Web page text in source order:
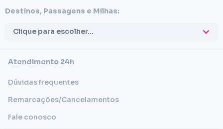
Destinos, Passagens e Milhas:
Clique para escolher...
Atendimento 24h
Dúvidas frequentes
Remarcações/Cancelamentos
Fale conosco